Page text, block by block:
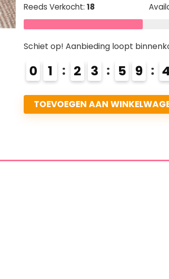
Reeds Verkocht:18
Schiet op! Aanbieding loopt
0 1 2 3 5 9
TOEVOEGEN AAN